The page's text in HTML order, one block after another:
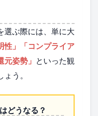
選ぶ際には、単に大
性」「コンプライア
姿勢」 といった観
う。
どうなる？